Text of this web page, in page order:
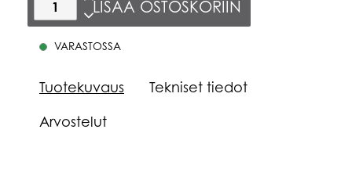
LISÄÄ OSTOSKORIIN
VARASTOSSA
Tuotekuvaus
Tekniset tiedot
Arvostelut